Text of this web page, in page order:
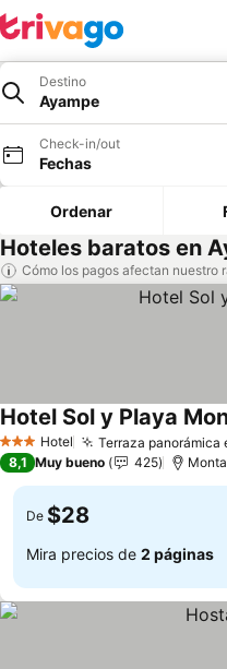
Destino
Ayampe
Check-in/out
Fechas
Ordenar
Hoteles baratos en
Cómo los pagos afectan nuestro
3 Estrellas
Hotel Terraza panorámica
Hotel Sol y Playa
8,1 Muy bueno 425
De $28
Mira precios de 2 páginas